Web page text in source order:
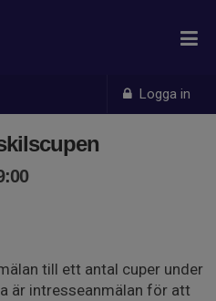
Logga in
till ett antal cuper under
är intresseanmälan för att